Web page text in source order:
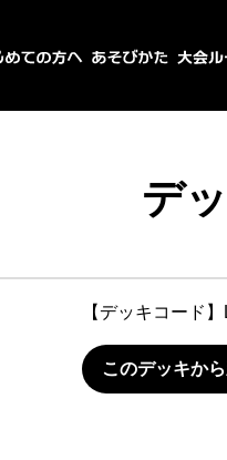
デ
【デッキコード】
このデッキか